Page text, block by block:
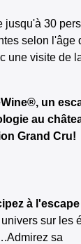
jusqu'à 30
selon
une visite de
un
au
Grand Cru!
à
sur les
sa